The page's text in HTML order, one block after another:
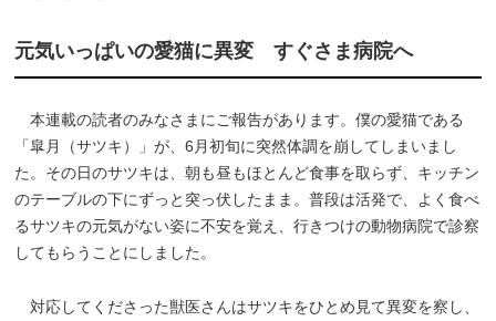
元気いっぱいの愛猫に異変 すぐさま病院へ
本連載の読者のみなさまにご報告があります。僕の愛猫である
「皐月（サツキ）」が、6月初旬に突然体調を崩してしまいまし
た。その日のサツキは、朝も昼もほとんど食事を取らず、キッチン
のテーブルの下にずっと突っ伏したまま。普段は活発で、よく食べ
るサツキの元気がない姿に不安を覚え、行きつけの動物病院で診察
してもらうことにしました。
対応してくださった獣医さんはサツキをひとめ見て異変を察し、